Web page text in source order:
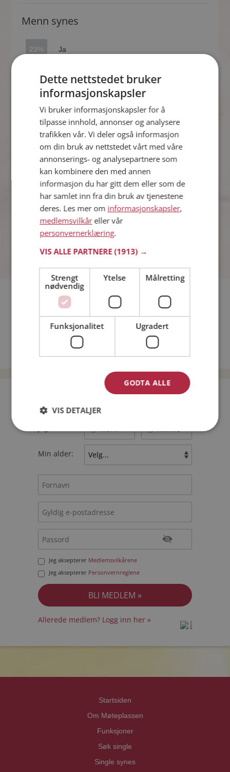
Menn synes
23% Ja
77% Nej
Kvinner synes
23% Ja
Antall stemmer: 983
Hvor ofte ønsker du at din drømmepartner skal trene?
Hvilket språk er det mest sexy du vet?
Bli medlem gratis!
Mann Kvinne
Min alder:
Jeg aksepterer Medlemsvilkårene
Jeg aksepterer Personvernreglene
Allerede medlem? Logg inn her »
Startsiden
Om Møteplassen
Funksjoner
Søk single
Single synes
Dette nettstedet bruker
informasjonskapsler
Vi bruker informasjonskapsler for å
tilpasse innhold, annonser og analysere
trafikken vår. Vi deler også informasjon
om din bruk av nettstedet vårt med våre
annonserings- og analysepartnere som
kan kombinere den med annen
informasjon du har gitt dem eller som de
har samlet inn fra din bruk av tjenestene
deres. Les mer om informasjonskapsler,
medlemsvilkåreller vår
personvernerklæring.
VIS ALLE PARTNERE(1913) →
Strengt
nødvendig
Ytelse Målretting
Funksjonalitet Ugradert
GODTA ALLE
VIS DETALJER